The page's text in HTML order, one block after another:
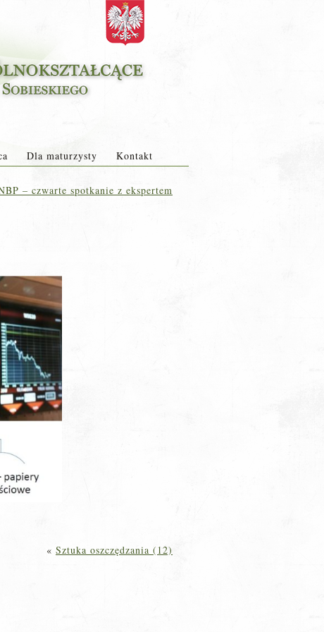
Dla maturzysty Kontakt
– czwarte spotkanie z ekspertem
« Sztuka oszczędzania (12)